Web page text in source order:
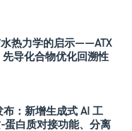
热力学的启示——ATX
先导化合物优化回溯性
：新增生成式 AI 工
蛋白质对接功能、分离